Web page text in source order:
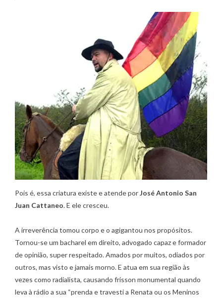
Pois é, essa criatura existe e atende porJosé Antonio San
Juan Cattaneo. E ele cresceu.
A irreverência tomou corpo e o agigantou nos propósitos.
Tornou-se um bacharel em direito, advogado capaz e formador
de opinião, super respeitado. Amados por muitos, odiados por
outros, mas visto e jamais morno. E atua em sua região às
vezes como radialista, causando frisson monumental quando
leva à rádio a sua “prenda e travesti a Renata ou os Meninos